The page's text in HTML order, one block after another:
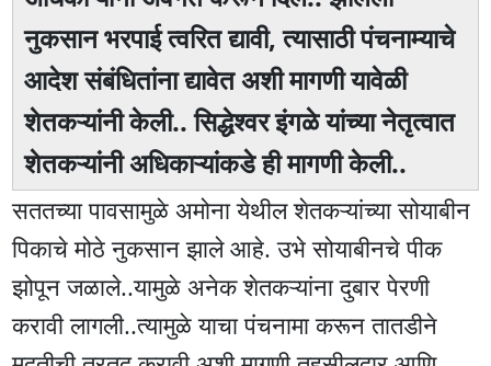
नुकसान भरपाई त्वरित द्यावी, त्यासाठी पंचनाम्याचे
आदेश संबंधितांना द्यावेत अशी मागणी यावेळी
शेतकऱ्यांनी केली.. सिद्धेश्वर इंगळे यांच्या नेतृत्वात
शेतकऱ्यांनी अधिकाऱ्यांकडे ही मागणी केली..
सततच्या पावसामुळे अमोना येथील शेतकऱ्यांच्या सोयाबीन
पिकाचे मोठे नुकसान झाले आहे. उभे सोयाबीनचे पीक
झोपून जळाले..यामुळे अनेक शेतकऱ्यांना दुबार पेरणी
करावी लागली..त्यामुळे याचा पंचनामा करून तातडीने